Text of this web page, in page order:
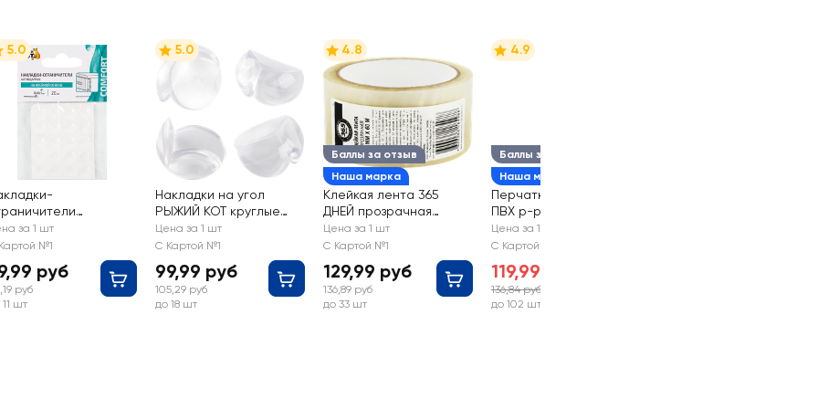
5.0
РЫЖИЙ
на клейкой
Арт. 103692,
за 1 шт
№1
руб
руб
шт
5.0
Накладки на угол
РЫЖИЙ КОТ круглые
прозрачные,
крепление –
двухсторонний скотч,
Арт. 103688, 4шт
Цена за 1 шт
С Картой №1
99,99 руб
105,29 руб
до 18 шт
Баллы за отзыв
Наша марка
4.8
Клейкая лента 365
ДНЕЙ прозрачная
48мм, 60м
Цена за 1 шт
С Картой №1
129,99 руб
136,89 руб
до 33 шт
Баллы за отзыв
Наша марка
4.9
Перчатки ЛЕНТА с
ПВХ р-р 18/20
Цена за 1 шт
С Картой №1
119,99 руб
136,84 руб
до 102 шт